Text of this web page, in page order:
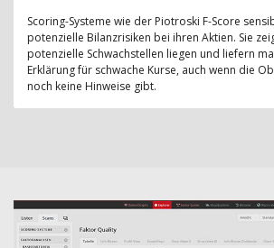
Scoring-Systeme wie der Piotroski F-Score
potenzielle Bilanzrisiken bei ihren Aktien. Sie
potenzielle Schwachstellen liegen und liefern
Erklärung für schwache Kurse, auch wenn die
noch keine Hinweise gibt.